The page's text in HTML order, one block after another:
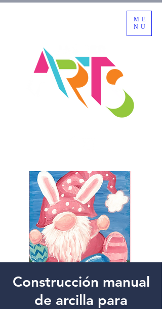
ME
NU
Construcción manual
de arcilla para